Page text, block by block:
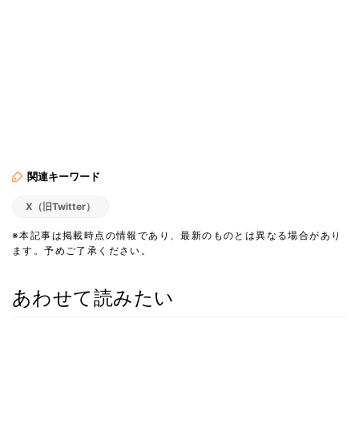
関連キーワード
X（旧Twitter）
※本記事は掲載時点の情報であり、最新のものとは異なる場合があり
ます。予めご了承ください。
あわせて読みたい